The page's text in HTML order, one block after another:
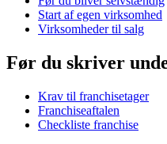
Start af egen virksomhed
Virksomheder til salg
Før du skriver
Krav til franchisetager
Franchiseaftalen
Checkliste franchise